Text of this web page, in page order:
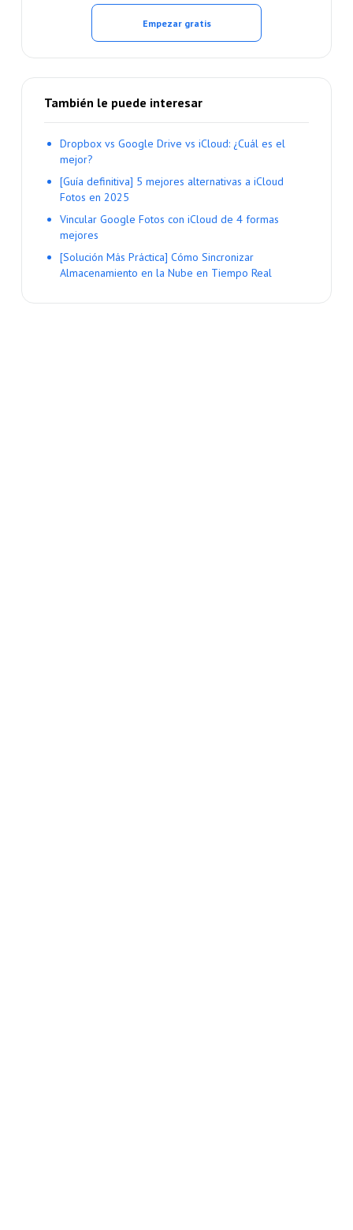
Empezar gratis
También le puede interesar
Dropbox vs Google Drive vs iCloud: ¿Cuál es el
mejor?
[Guía definitiva] 5 mejores alternativas a iCloud
Fotos en 2025
Vincular Google Fotos con iCloud de 4 formas
mejores
[Solución Más Práctica] Cómo Sincronizar
Almacenamiento en la Nube en Tiempo Real